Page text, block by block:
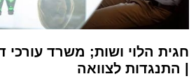
חגית הלוי ושות; משרד עורכי
| התנגדות לצוואה